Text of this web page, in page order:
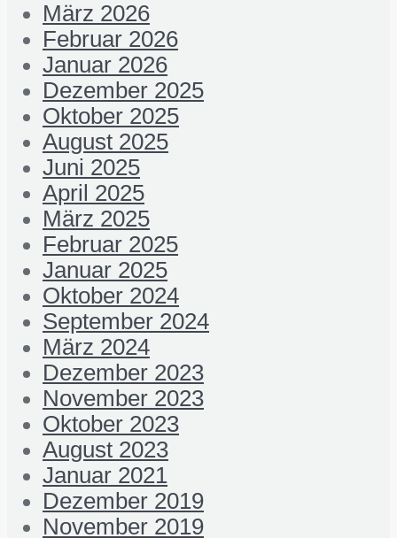
März 2026
Februar 2026
Januar 2026
Dezember 2025
Oktober 2025
August 2025
Juni 2025
April 2025
März 2025
Februar 2025
Januar 2025
Oktober 2024
September 2024
März 2024
Dezember 2023
November 2023
Oktober 2023
August 2023
Januar 2021
Dezember 2019
November 2019